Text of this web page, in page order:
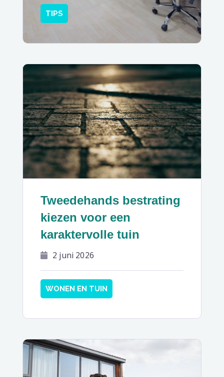
TIPS
Tweedehands bestrating
kiezen voor een
karaktervolle tuin
2 juni 2026
WONEN EN TUIN